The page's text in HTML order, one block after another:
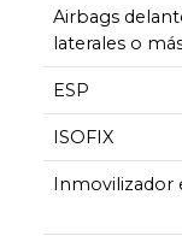
Airbags
laterales o
ESP
ISOFIX
Inmovilizador